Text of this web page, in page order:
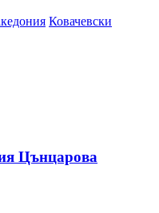
Ковачевски
Цънцарова